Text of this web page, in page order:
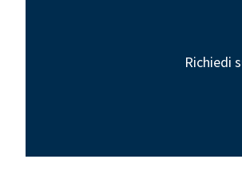
Richiedi